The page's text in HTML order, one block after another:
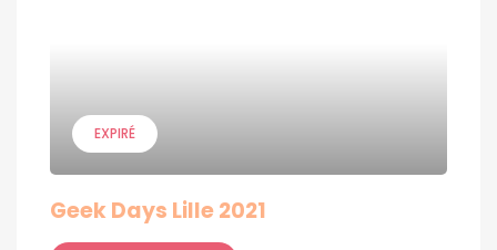
EXPIRÉ
Geek Days Lille 2021